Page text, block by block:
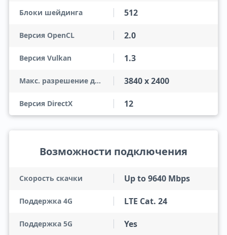
Блоки шейдинга 512
Версия OpenCL 2.0
Версия Vulkan 1.3
Макс. разрешение дисплея 3840 x 2400
Версия DirectX 12
Возможности подключения
Скорость скачки Up to 9640 Mbps
Поддержка 4G LTE Cat. 24
Поддержка 5G Yes